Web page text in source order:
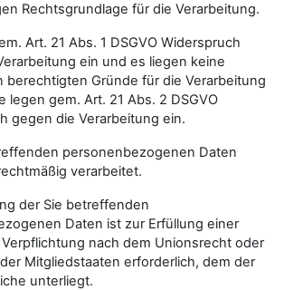
Rechtsgrundlage für die Verarbeitung.
Art. 21 Abs. 1 DSGVO Widerspruch
ein und es liegen keine
berechtigten Gründe für die Verarbeitung
legen gem. Art. 21 Abs. 2 DSGVO
gegen die Verarbeitung ein.
personenbezogenen Daten
verarbeitet.
der Sie betreffenden
Daten ist zur Erfüllung einer
nach dem Unionsrecht oder
Mitgliedstaaten erforderlich, dem der
unterliegt.